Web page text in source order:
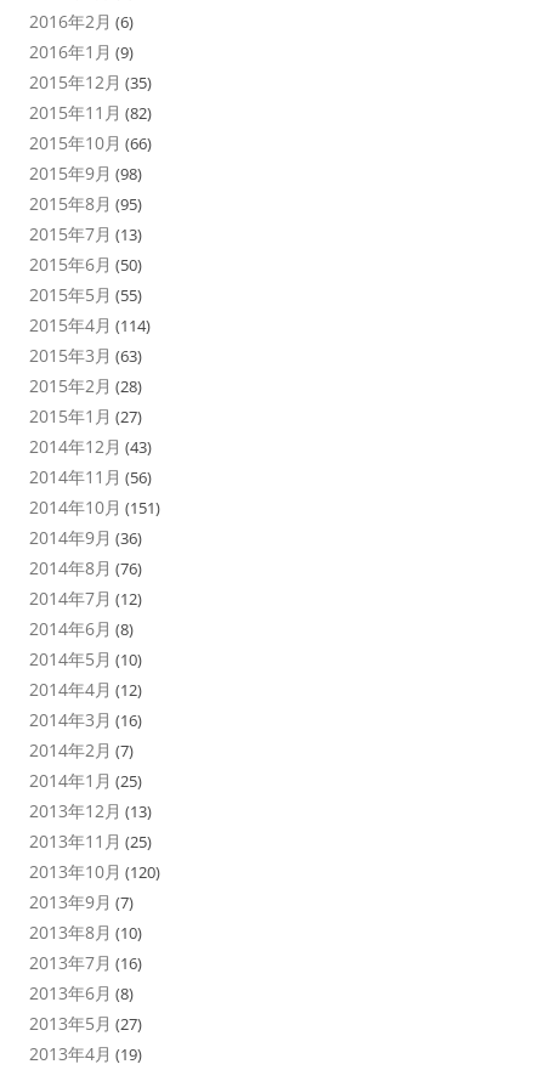
2016年2月 (6)
2016年1月 (9)
2015年12月 (35)
2015年11月 (82)
2015年10月 (66)
2015年9月 (98)
2015年8月 (95)
2015年7月 (13)
2015年6月 (50)
2015年5月 (55)
2015年4月 (114)
2015年3月 (63)
2015年2月 (28)
2015年1月 (27)
2014年12月 (43)
2014年11月 (56)
2014年10月 (151)
2014年9月 (36)
2014年8月 (76)
2014年7月 (12)
2014年6月 (8)
2014年5月 (10)
2014年4月 (12)
2014年3月 (16)
2014年2月 (7)
2014年1月 (25)
2013年12月 (13)
2013年11月 (25)
2013年10月 (120)
2013年9月 (7)
2013年8月 (10)
2013年7月 (16)
2013年6月 (8)
2013年5月 (27)
2013年4月 (19)